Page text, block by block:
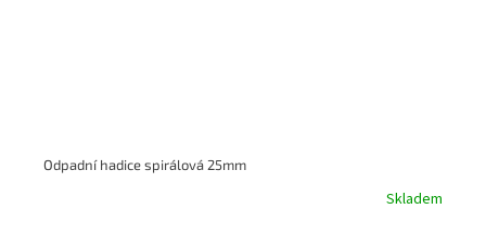
Odpadní hadice spirálová 25mm
Skladem